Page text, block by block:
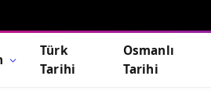
Türk
Tarihi
Osmanlı
Tarihi